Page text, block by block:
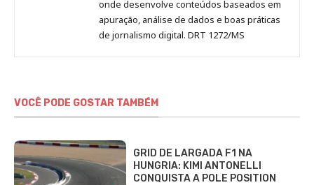
onde desenvolve conteúdos baseados em
apuração, análise de dados e boas práticas
de jornalismo digital. DRT 1272/MS
VOCÊ PODE GOSTAR TAMBÉM
GRID DE LARGADA F1 NA
HUNGRIA: KIMI ANTONELLI
CONQUISTA A POLE POSITION